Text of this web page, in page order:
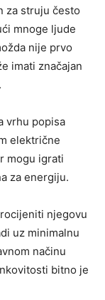
za struju često
mnoge ljude
nije prvo
imati značajan
vrhu popisa
električne
mogu igrati
za energiju.
njegovu
uz minimalnu
načinu
bitno je